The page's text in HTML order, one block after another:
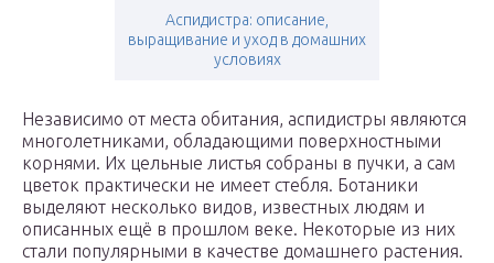
Аспидистра: описание,
выращивание и уход в домашних
условиях
Независимо от места обитания, аспидистры являются
многолетниками, обладающими поверхностными
корнями. Их цельные листья собраны в пучки, а сам
цветок практически не имеет стебля. Ботаники
выделяют несколько видов, известных людям и
описанных ещё в прошлом веке. Некоторые из них
стали популярными в качестве домашнего растения.